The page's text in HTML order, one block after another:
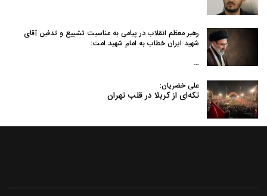
رهبر معظم انقلاب در پیامی به‌ مناسبت تشییع و تدفین آقای
شهید ایران خطاب به امام شهید امت:
…
علی خضریان:
تکه‌ای از کربلا در قلب تهران